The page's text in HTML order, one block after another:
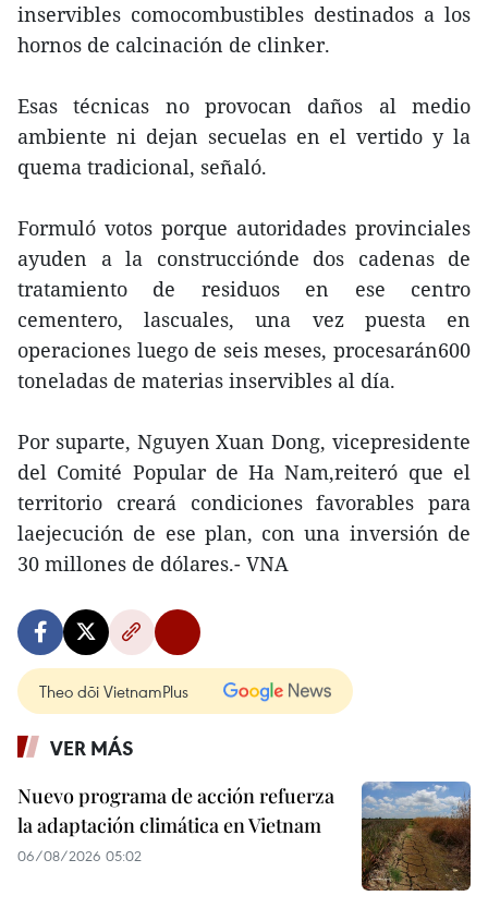
inservibles comocombustibles destinados a los
hornos de calcinación de clinker.
Esas técnicas no provocan daños al medio
ambiente ni dejan secuelas en el vertido y la
quema tradicional, señaló.
Formuló votos porque autoridades provinciales
ayuden a la construcciónde dos cadenas de
tratamiento de residuos en ese centro
cementero, lascuales, una vez puesta en
operaciones luego de seis meses, procesarán600
toneladas de materias inservibles al día.
Por suparte, Nguyen Xuan Dong, vicepresidente
del Comité Popular de Ha Nam,reiteró que el
territorio creará condiciones favorables para
laejecución de ese plan, con una inversión de
30 millones de dólares.- VNA
Theo dõi VietnamPlus
VER MÁS
Nuevo programa de acción refuerza
la adaptación climática en Vietnam
06/08/2026 05:02